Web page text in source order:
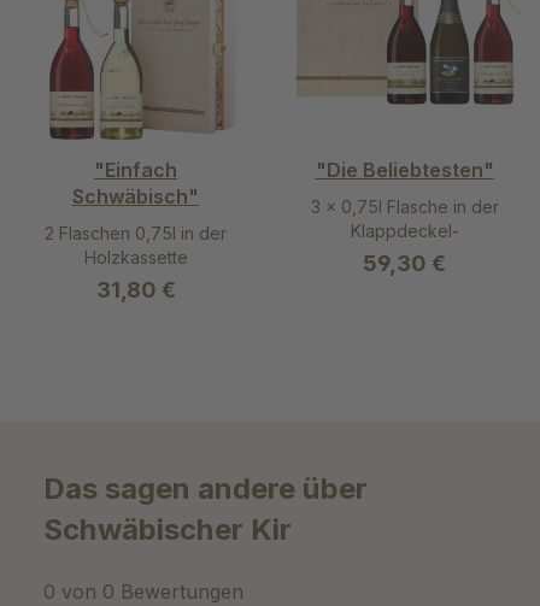
"Einfach
Schwäbisch"
2 Flaschen 0,75l in der
Holzkassette
31,80 €
"Die Beliebtesten"
3 x 0,75l Flasche in der
Klappdeckel-
Holzkassette
59,30 €
Das sagen andere über
Schwäbischer Kir
0 von 0 Bewertungen